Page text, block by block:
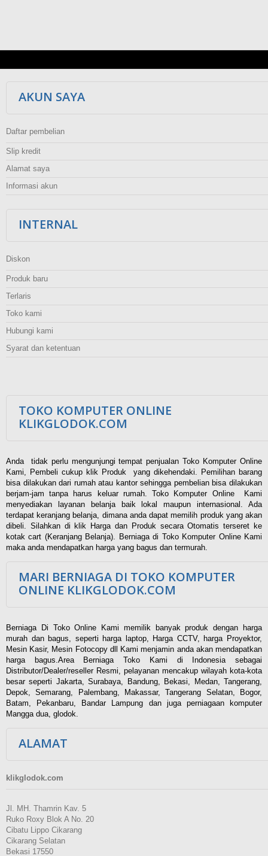
AKUN SAYA
Daftar pembelian
Slip kredit
Alamat saya
Informasi akun
INTERNAL
Diskon
Produk baru
Terlaris
Toko kami
Hubungi kami
Syarat dan ketentuan
TOKO KOMPUTER ONLINE
KLIKGLODOK.COM
Anda tidak perlu mengunjungi tempat penjualan Toko Komputer Online
Kami, Pembeli cukup klik Produk yang dikehendaki. Pemilihan barang
bisa dilakukan dari rumah atau kantor sehingga pembelian bisa dilakukan
berjam-jam tanpa harus keluar rumah. Toko Komputer Online Kami
menyediakan layanan belanja baik lokal maupun internasional. Ada
terdapat keranjang belanja, dimana anda dapat memilih produk yang akan
dibeli. Silahkan di klik Harga dan Produk secara Otomatis terseret ke
kotak cart (Keranjang Belanja). Berniaga di Toko Komputer Online Kami
maka anda mendapatkan harga yang bagus dan termurah.
MARI BERNIAGA DI TOKO KOMPUTER
ONLINE KLIKGLODOK.COM
Berniaga Di Toko Online Kami memilik banyak produk dengan harga
murah dan bagus, seperti harga laptop, Harga CCTV, harga Proyektor,
Mesin Kasir, Mesin Fotocopy dll Kami menjamin anda akan mendapatkan
harga bagus.Area Berniaga Toko Kami di Indonesia sebagai
Distributor/Dealer/reseller Resmi, pelayanan mencakup wilayah kota-kota
besar seperti Jakarta, Surabaya, Bandung, Bekasi, Medan, Tangerang,
Depok, Semarang, Palembang, Makassar, Tangerang Selatan, Bogor,
Batam, Pekanbaru, Bandar Lampung dan juga perniagaan komputer
Mangga dua, glodok.
ALAMAT
klikglodok.com
Jl. MH. Thamrin Kav. 5
Ruko Roxy Blok A No. 20
Cibatu Lippo Cikarang
Cikarang Selatan
Bekasi 17550